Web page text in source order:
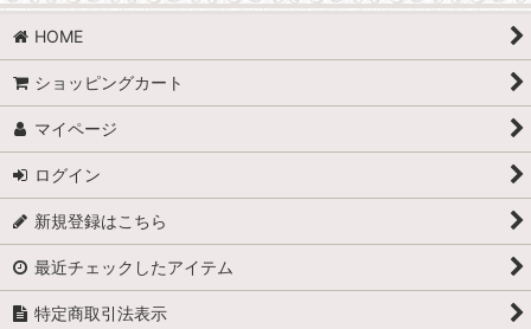
HOME
ショッピングカート
マイページ
ログイン
新規登録はこちら
最近チェックしたアイテム
特定商取引法表示